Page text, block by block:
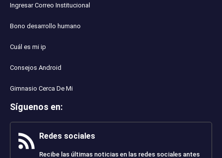
Ingresar Correo Institucional
Bono desarrollo humano
Cuál es mi ip
Consejos Android
Gimnasio Cerca De Mi
Síguenos en:
Redes sociales
Recibe las últimas noticias en las redes sociales antes